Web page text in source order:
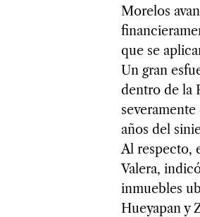
Morelos
que se
Un gran
dentro de la
años del
Al respecto,
Valera,
inmuebles
Hueyapan y